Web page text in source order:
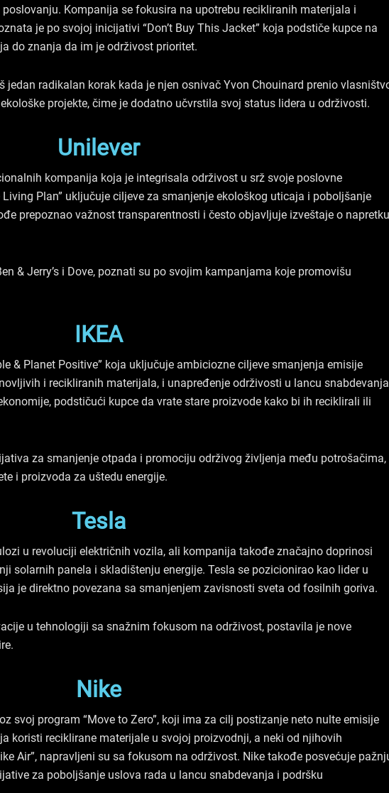
Kompanija se fokusira na upotrebu recikliranih materijala i
je po svojoj inicijativi “Don’t Buy This Jacket” koja podstiče kupce na
do znanja da im je održivost prioritet.
jedan radikalan korak kada je njen osnivač Yvon Chouinard prenio
projekte, čime je dodatno učvrstila svoj status lidera u održivosti.
Unilever
kompanija koja je integrisala održivost u srž svoje poslovne
Plan” uključuje ciljeve za smanjenje ekološkog uticaja i poboljšanje
prepoznao važnost transparentnosti i često objavljuje izveštaje o napretku
& Jerry’s i Dove, poznati su po svojim kampanjama koje promovišu
IKEA
& Planet Positive” koja uključuje ambiciozne ciljeve smanjenja emisije
i recikliranih materijala, i unapređenje održivosti u lancu
podstičući kupce da vrate stare proizvode kako bi ih reciklirali ili
za smanjenje otpada i promociju održivog življenja među potrošačima,
i proizvoda za uštedu energije.
Tesla
u revoluciji električnih vozila, ali kompanija takođe značajno doprinosi
solarnih panela i skladištenju energije. Tesla se pozicionirao kao lider u
je direktno povezana sa smanjenjem zavisnosti sveta od fosilnih goriva.
u tehnologiji sa snažnim fokusom na održivost, postavila je nove
Nike
svoj program “Move to Zero”, koji ima za cilj postizanje neto nulte emisije
koristi reciklirane materijale u svojoj proizvodnji, a neki od njihovih
Air”, napravljeni su sa fokusom na održivost. Nike takođe posvećuje
za poboljšanje uslova rada u lancu snabdevanja i podršku